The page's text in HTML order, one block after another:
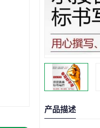
产品描述